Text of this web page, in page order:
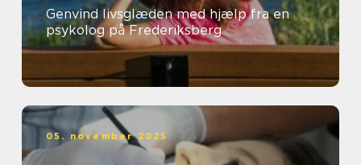
Genvind livsglæden med hjælp fra en
psykolog på Frederiksberg
05. november 2025